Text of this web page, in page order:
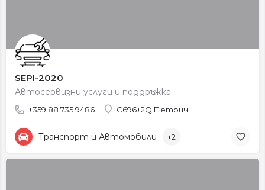
SEPI-2020
Автосервизни услуги и поддръжка.
+359 88 735 9486 C696+2Q Петрич
Транспорт и Автомобили +2